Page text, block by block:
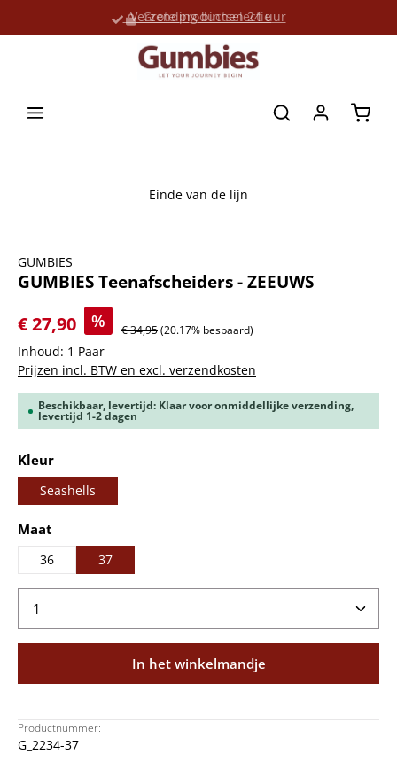
Verzending binnen 24 uur
Grote productselectie
Einde van de lijn
GUMBIES
GUMBIES Teenafscheiders - ZEEUWS
€ 27,90
% € 34,95(20.17% bespaard)
Inhoud: 1 Paar
Prijzen incl. BTW en excl. verzendkosten
Beschikbaar, levertijd: Klaar voor onmiddellijke verzending,
levertijd 1-2 dagen
Selecteer
Kleur
Seashells
Selecteer
Maat
36 37
Producthoeveelheid: Voer de gewenste
In het winkelmandje
Productnummer:
G_2234-37